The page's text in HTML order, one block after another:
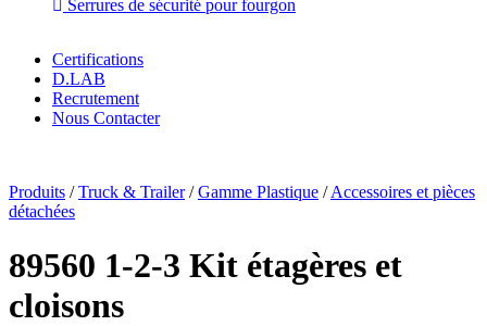
Serrures de sécurité pour fourgon
Certifications
D.LAB
Recrutement
Nous Contacter
Produits /Truck & Trailer/Gamme Plastique /Accessoires et pièces
détachées
89560 1-2-3 Kit étagères et
cloisons